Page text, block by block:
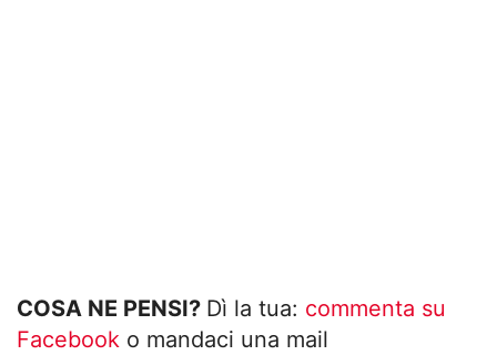
COSA NE PENSI? Dì la tua: commenta su
Facebook o mandaci una mail